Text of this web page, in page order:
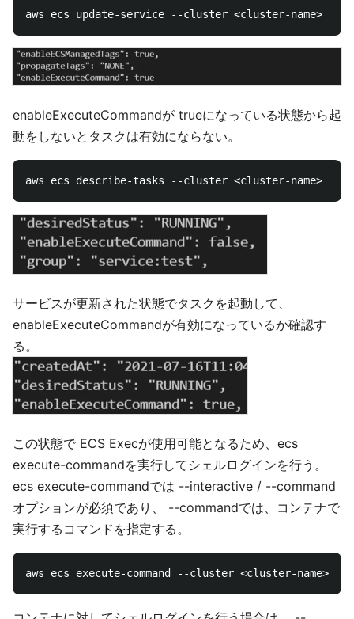
enableExecuteCommandが trueになっている状態から起
動をしないとタスクは有効にならない。
サービスが更新された状態でタスクを起動して、
enableExecuteCommandが有効になっているか確認す
る。
この状態で ECS Execが使用可能となるため、ecs
execute-commandを実行してシェルログインを行う。
ecs execute-commandでは --interactive / --command
オプションが必須であり、 --commandでは、コンテナで
実行するコマンドを指定する。